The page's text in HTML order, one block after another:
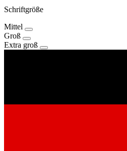
Schriftgröße
Mittel
Groß
Extra groß